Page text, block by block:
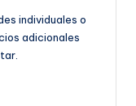
individuales o
adicionales